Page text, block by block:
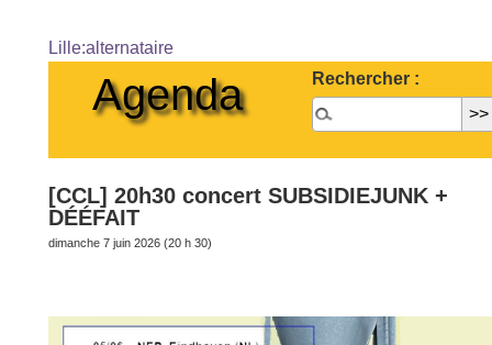
Lille:alternataire
Agenda Rechercher :
[CCL] 20h30 concert SUBSIDIEJUNK +
DÉÉFAIT
dimanche 7 juin 2026 (20 h 30)